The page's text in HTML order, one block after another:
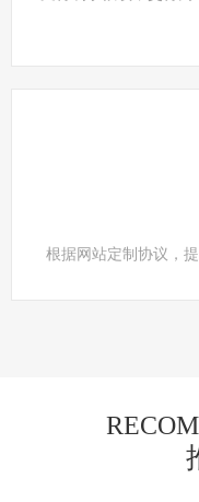
根据网站定制协议，